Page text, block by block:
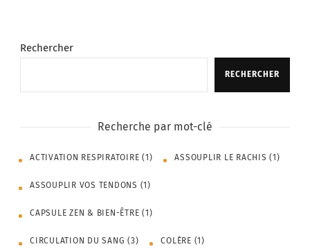
Rechercher
RECHERCHER
Recherche par mot-clé
ACTIVATION RESPIRATOIRE (1) ASSOUPLIR LE RACHIS (1)
ASSOUPLIR VOS TENDONS (1)
CAPSULE ZEN & BIEN-ÊTRE (1)
CIRCULATION DU SANG (3) COLÈRE (1)